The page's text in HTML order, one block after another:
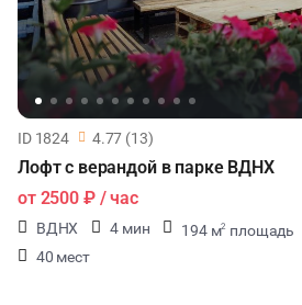
КИНОПРОСМОТР
НАСТОЛЬНЫЕ ИГРЫ
ФУРШЕТЫ
КОНФЕРЕНЦИИ
ДЕГУСТАЦИИ
ID 1824 4.77 (13)
Лофт с верандой в парке ВДНХ
от 2500 ₽/ час
ВДНХ 4 мин 194 м2 площадь
40 мест